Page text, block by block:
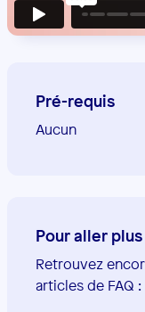
Pré-requis
Aucun
Pour aller
Retrouvez
articles de FAQ :